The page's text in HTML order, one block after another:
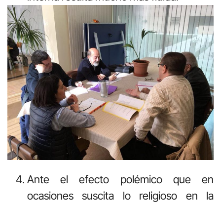
Ante el efecto polémico que en
ocasiones suscita lo religioso en la